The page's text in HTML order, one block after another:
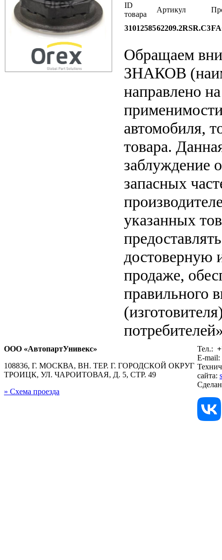
ID
товара
Артикул
3101258562209.2RSR.C3
Обращаем
ЗНАКОВ
направлено
автомобиля,
товара.
заблуждение
запасных
указанных
достоверную
продаже,
правильного
ООО «АвтопартУнивекс»
108836, Г. МОСКВА, ВН. ТЕР. Г. ГОРОДСКОЙ ОКРУГ
ТРОИЦК, УЛ. ЧАРОИТОВАЯ, Д. 5, СТР. 49
» Схема проезда
Тел.:
E-mail:
сайта: